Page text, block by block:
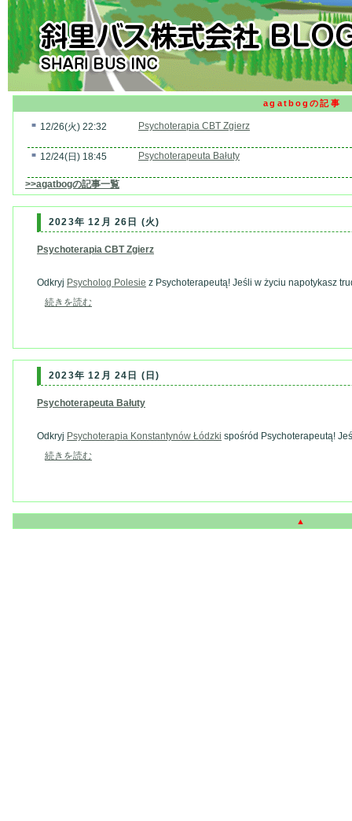
agatbogの記事
■ 12/26(火) 22:32 Psychoterapia CBT Zgierz
■ 12/24(日) 18:45 Psychoterapeuta Bałuty
>>agatbogの記事一覧
2023年 12月 26日 (火)
Psychoterapia CBT Zgierz
Odkryj Psycholog Polesie z Psychoterapeutą! Jeśli w życiu napotykasz
続きを読む
2023年 12月 24日 (日)
Psychoterapeuta Bałuty
Odkryj Psychoterapia Konstantynów Łódzki spośród Psychoterapeutą!
続きを読む
▲